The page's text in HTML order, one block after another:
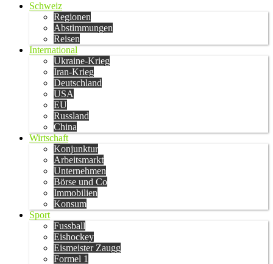
Schweiz
Regionen
Abstimmungen
Reisen
International
Ukraine-Krieg
Iran-Krieg
Deutschland
USA
EU
Russland
China
Wirtschaft
Konjunktur
Arbeitsmarkt
Unternehmen
Börse und Co
Immobilien
Konsum
Sport
Fussball
Eishockey
Eismeister Zaugg
Formel 1